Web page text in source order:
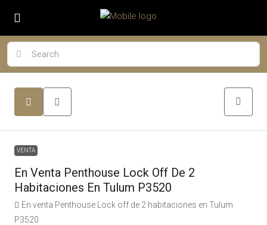
VENTA
En Venta Penthouse Lock Off De 2
Habitaciones En Tulum P3520
En venta Penthouse Lock off de 2 habitaciones en Tulum
P3520